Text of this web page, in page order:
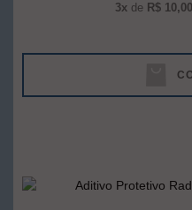
3xde R$ 10,00